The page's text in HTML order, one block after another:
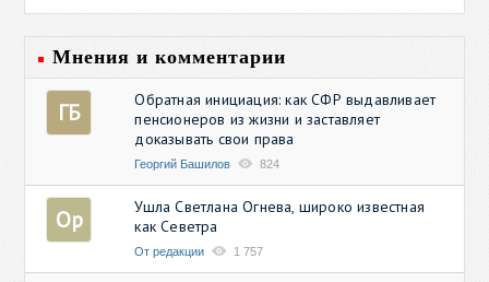
Мнения и комментарии
ГБ
Обратная инициация: как СФР выдавливает
пенсионеров из жизни и заставляет
доказывать свои права
Георгий Башилов 824
Ор
Ушла Светлана Огнева, широко известная
как Севетра
От редакции 1 757